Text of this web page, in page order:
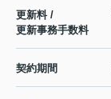
更新料 /
更新事務手数料
契約期間